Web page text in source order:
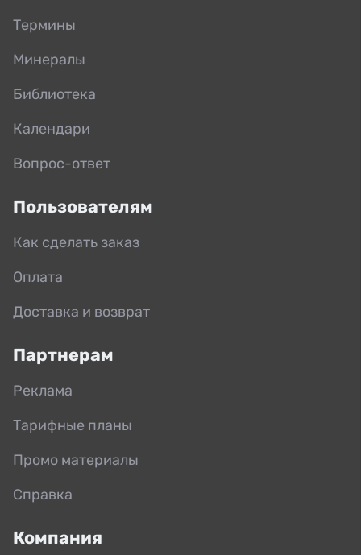
Термины
Минералы
Библиотека
Календари
Вопрос-ответ
Пользователям
Как сделать заказ
Оплата
Доставка и возврат
Партнерам
Реклама
Тарифные планы
Промо материалы
Справка
Компания